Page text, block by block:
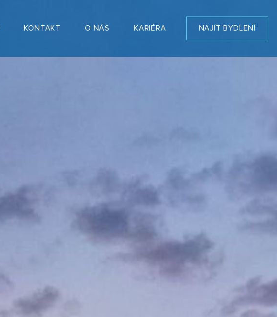
KONTAKT O NÁS KARIÉRA NAJÍT BYDLENÍ